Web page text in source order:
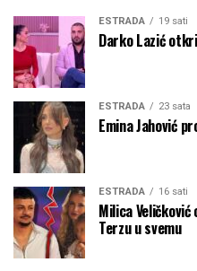
ESTRADA 19 sati
Darko Lazić
ESTRADA 23 sata
Emina Jahović
ESTRADA 16 sati
Milica
Terzu u svemu